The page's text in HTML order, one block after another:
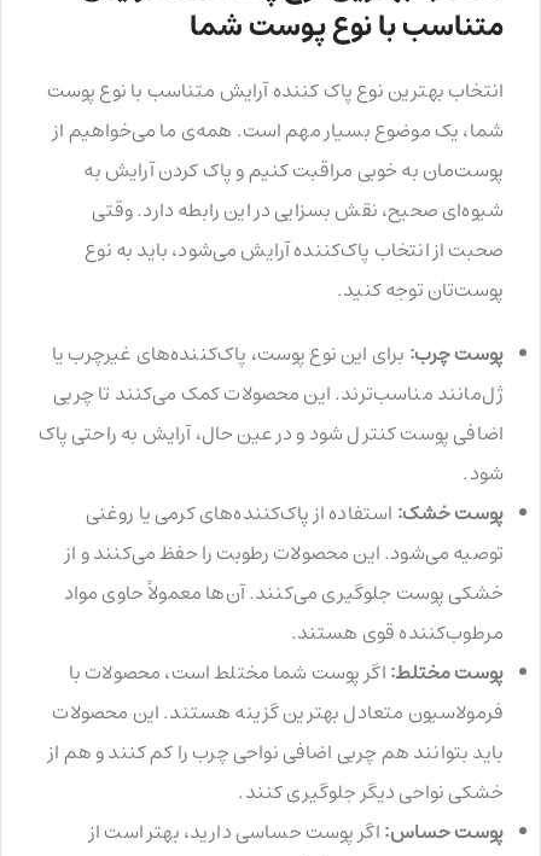
متناسب با نوع پوست شما
انتخاب بهترین نوع پاک کننده آرایش متناسب با نوع پوست
شما، یک موضوع بسیار مهم است. همه‌ی ما می‌خواهیم از
پوست‌مان به خوبی مراقبت کنیم و پاک کردن آرایش به
شیوه‌ای صحیح، نقش بسزایی در این رابطه دارد. وقتی
صحبت از انتخاب پاک‌کننده آرایش می‌شود، باید به نوع
پوست‌تان توجه کنید.
پوست چرب: برای این نوع پوست، پاک‌کننده‌های غیرچرب یا
ژل‌مانند مناسب‌ترند. این محصولات کمک می‌کنند تا چربی
اضافی پوست کنترل شود و در عین حال، آرایش به راحتی پاک
شود.
پوست خشک: استفاده از پاک‌کننده‌های کرمی یا روغنی
توصیه می‌شود. این محصولات رطوبت را حفظ می‌کنند و از
خشکی پوست جلوگیری می‌کنند. آن‌ها معمولاً حاوی مواد
مرطوب‌کننده قوی هستند.
پوست مختلط:اگر پوست شما مختلط است، محصولات با
فرمولاسیون متعادل بهترین گزینه هستند. این محصولات
باید بتوانند هم چربی اضافی نواحی چرب را کم کنند و هم از
خشکی نواحی دیگر جلوگیری کنند.
پوست حساس:اگر پوست حساسی دارید، بهتر است از